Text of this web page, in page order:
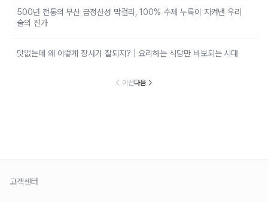
500년 전통의 부산 금정산성 막걸리, 100% 수제 누룩이 지켜낸 우리
술의 진가
맛없는데 왜 이렇게 장사가 잘되지? | 요리하는 식당만 바보되는 시대
이전다음
고객센터